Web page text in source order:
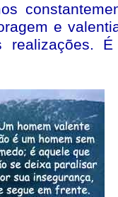
e
realizações.